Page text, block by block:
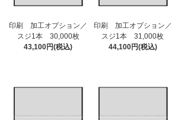
印刷 加工オプション／
スジ1本 30,000枚
43,100円(税込)
印刷 加工オプション／
スジ1本 31,000枚
44,100円(税込)